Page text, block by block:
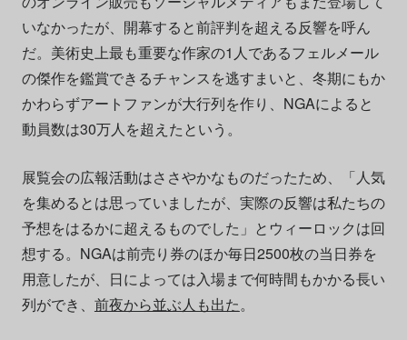
いなかったが、開幕すると前評判を超える反響を呼ん
だ。美術史上最も重要な作家の1人であるフェルメール
の傑作を鑑賞できるチャンスを逃すまいと、冬期にもか
かわらずアートファンが大行列を作り、NGAによると
動員数は30万人を超えたという。
展覧会の広報活動はささやかなものだったため、「人気
を集めるとは思っていましたが、実際の反響は私たちの
予想をはるかに超えるものでした」とウィーロックは回
想する。NGAは前売り券のほか毎日2500枚の当日券を
用意したが、日によっては入場まで何時間もかかる長い
列ができ、 前夜から並ぶ人も出た。